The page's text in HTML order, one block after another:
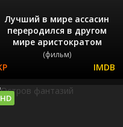
Лучший в мире ассасин
переродился в другом
мире аристократом
(фильм)
HD